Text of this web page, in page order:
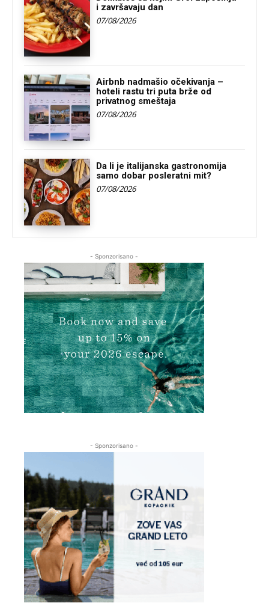
i završavaju dan
07/08/2026
Airbnb nadmašio očekivanja –
hoteli rastu tri puta brže od
privatnog smeštaja
07/08/2026
Da li je italijanska gastronomija
samo dobar posleratni mit?
07/08/2026
- Sponzorisano -
- Sponzorisano -